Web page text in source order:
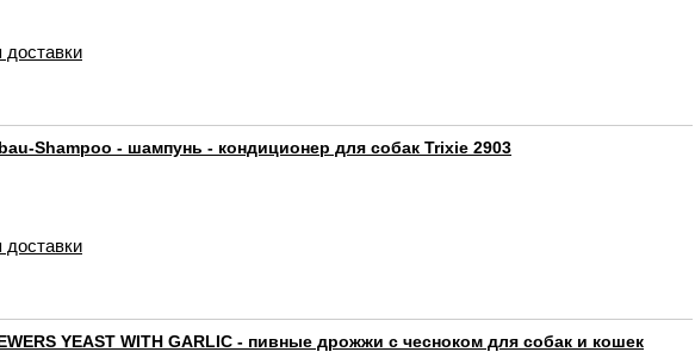
доставки
Shampoo - шампунь - кондиционер для собак Trixie 2903
доставки
YEAST WITH GARLIC - пивные дрожжи с чесноком для собак и кошек